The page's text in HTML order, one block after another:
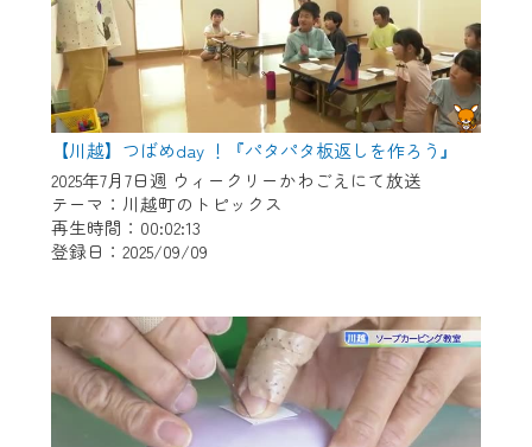
【川越】つばめday ！『パタパタ板返しを作ろう』
2025年7月7日週 ウィークリーかわごえにて放送
テーマ：川越町のトピックス
再生時間：00:02:13
登録日：2025/09/09